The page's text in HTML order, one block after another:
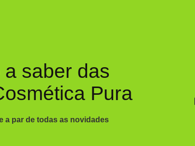
saber das
Pura
a par de todas as novidades